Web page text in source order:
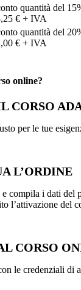
quantità del
€ + IVA
quantità del
€ + IVA
online?
CORSO
per le tue
L’ORDINE
compila i dati del
l’attivazione del
CORSO
le credenziali di